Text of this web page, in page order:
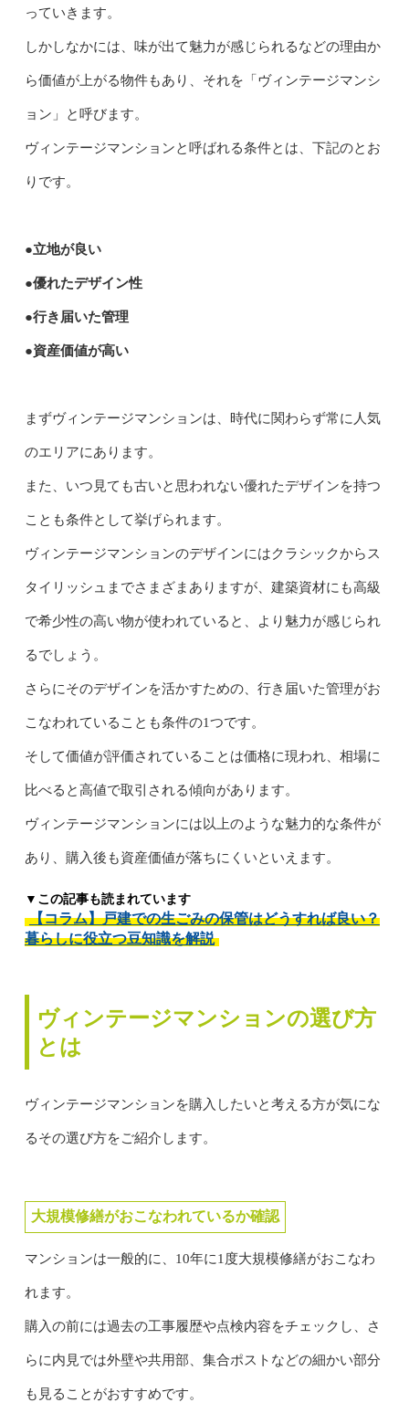
っていきます。
しかしなかには、味が出て魅力が感じられるなどの理由か
ら価値が上がる物件もあり、それを「ヴィンテージマンシ
ョン」と呼びます。
ヴィンテージマンションと呼ばれる条件とは、下記のとお
りです。
●立地が良い
●優れたデザイン性
●行き届いた管理
●資産価値が高い
まずヴィンテージマンションは、時代に関わらず常に人気
のエリアにあります。
また、いつ見ても古いと思われない優れたデザインを持つ
ことも条件として挙げられます。
ヴィンテージマンションのデザインにはクラシックからス
タイリッシュまでさまざまありますが、建築資材にも高級
で希少性の高い物が使われていると、より魅力が感じられ
るでしょう。
さらにそのデザインを活かすための、行き届いた管理がお
こなわれていることも条件の1つです。
そして価値が評価されていることは価格に現われ、相場に
比べると高値で取引される傾向があります。
ヴィンテージマンションには以上のような魅力的な条件が
あり、購入後も資産価値が落ちにくいといえます。
▼この記事も読まれています
【コラム】戸建での生ごみの保管はどうすれば良い？
暮らしに役立つ豆知識を解説
ヴィンテージマンションの選び方
とは
ヴィンテージマンションを購入したいと考える方が気にな
るその選び方をご紹介します。
大規模修繕がおこなわれているか確認
マンションは一般的に、10年に1度大規模修繕がおこなわ
れます。
購入の前には過去の工事履歴や点検内容をチェックし、さ
らに内見では外壁や共用部、集合ポストなどの細かい部分
も見ることがおすすめです。